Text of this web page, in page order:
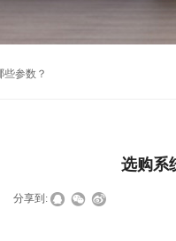
参数？
选购系
分享到: